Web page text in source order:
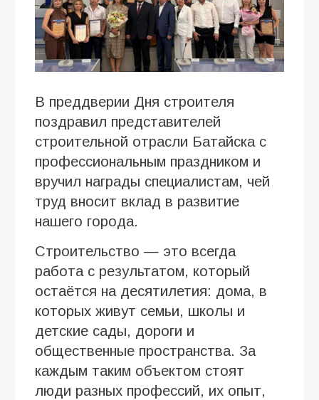
В преддверии Дня строителя
поздравил представителей
строительной отрасли Батайска с
профессиональным праздником и
вручил награды специалистам, чей
труд вносит вклад в развитие
нашего города.
Строительство — это всегда
работа с результатом, который
остаётся на десятилетия: дома, в
которых живут семьи, школы и
детские сады, дороги и
общественные пространства. За
каждым таким объектом стоят
люди разных профессий, их опыт,